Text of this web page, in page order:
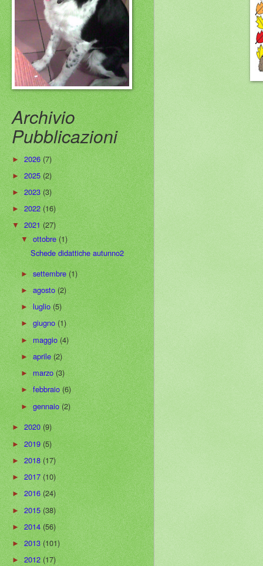
Archivio
Pubblicazioni
►2026(7)
►2025(2)
►2023(3)
►2022(16)
▼2021(27)
▼ottobre(1)
Schede didattiche autunno2
►settembre(1)
►agosto(2)
►luglio(5)
►giugno(1)
►maggio(4)
►aprile(2)
►marzo(3)
►febbraio(6)
►gennaio(2)
►2020(9)
►2019(5)
►2018(17)
►2017(10)
►2016 (24)
►2015(38)
►2014(56)
►2013(101)
►2012(17)